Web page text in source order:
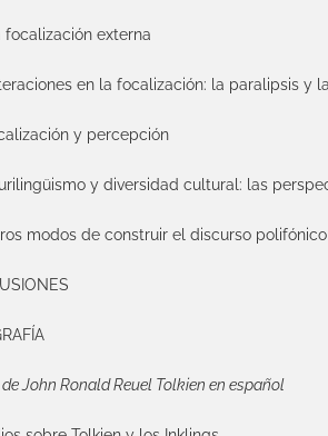
focalización externa
en la focalización: la paralipsis y
y percepción
y diversidad cultural: las
modos de construir el discurso
de John Ronald Reuel Tolkien en español